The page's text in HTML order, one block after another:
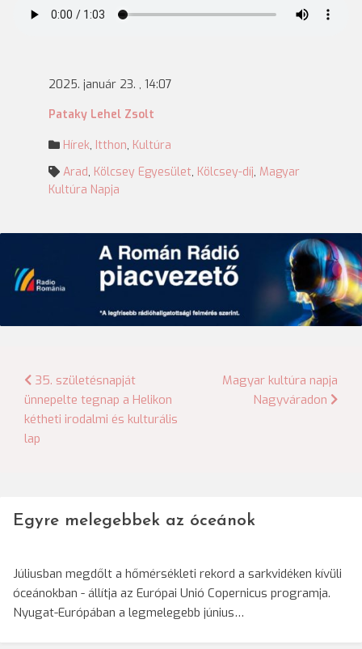
2025. január 23. , 14:07
Pataky Lehel Zsolt
Hírek, Itthon, Kultúra
Arad, Kölcsey Egyesület, Kölcsey-díj, Magyar
Kultúra Napja
Bejegyzés
navigáció
35. születésnapját
ünnepelte tegnap a Helikon
kétheti irodalmi és kulturális
lap
Magyar kultúra napja
Nagyváradon
Egyre melegebbek az óceánok
Júliusban megdőlt a hőmérsékleti rekord a sarkvidéken kívüli
óceánokban - állítja az Európai Unió Copernicus programja.
Nyugat-Európában a legmelegebb június…